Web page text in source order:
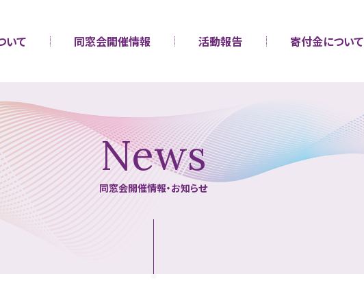
いて 同窓会開催情報 活動報告 寄付金について
同窓会開催情報・お知らせ
News